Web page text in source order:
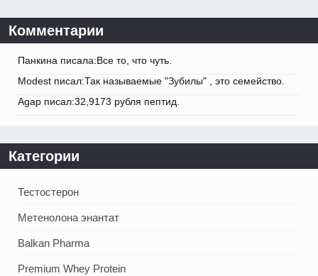
Комментарии
Панкина писала:Все то, что чуть.
Modest писал:Так называемые "Зубилы" , это семейство.
Agap писал:32,9173 рубля пептид.
Категории
Тестостерон
Метенолона энантат
Balkan Pharma
Premium Whey Protein